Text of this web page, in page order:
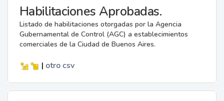
Habilitaciones Aprobadas.
Listado de habilitaciones otorgadas por la Agencia
Gubernamental de Control (AGC) a establecimientos
comerciales de la Ciudad de Buenos Aires.
| otro csv